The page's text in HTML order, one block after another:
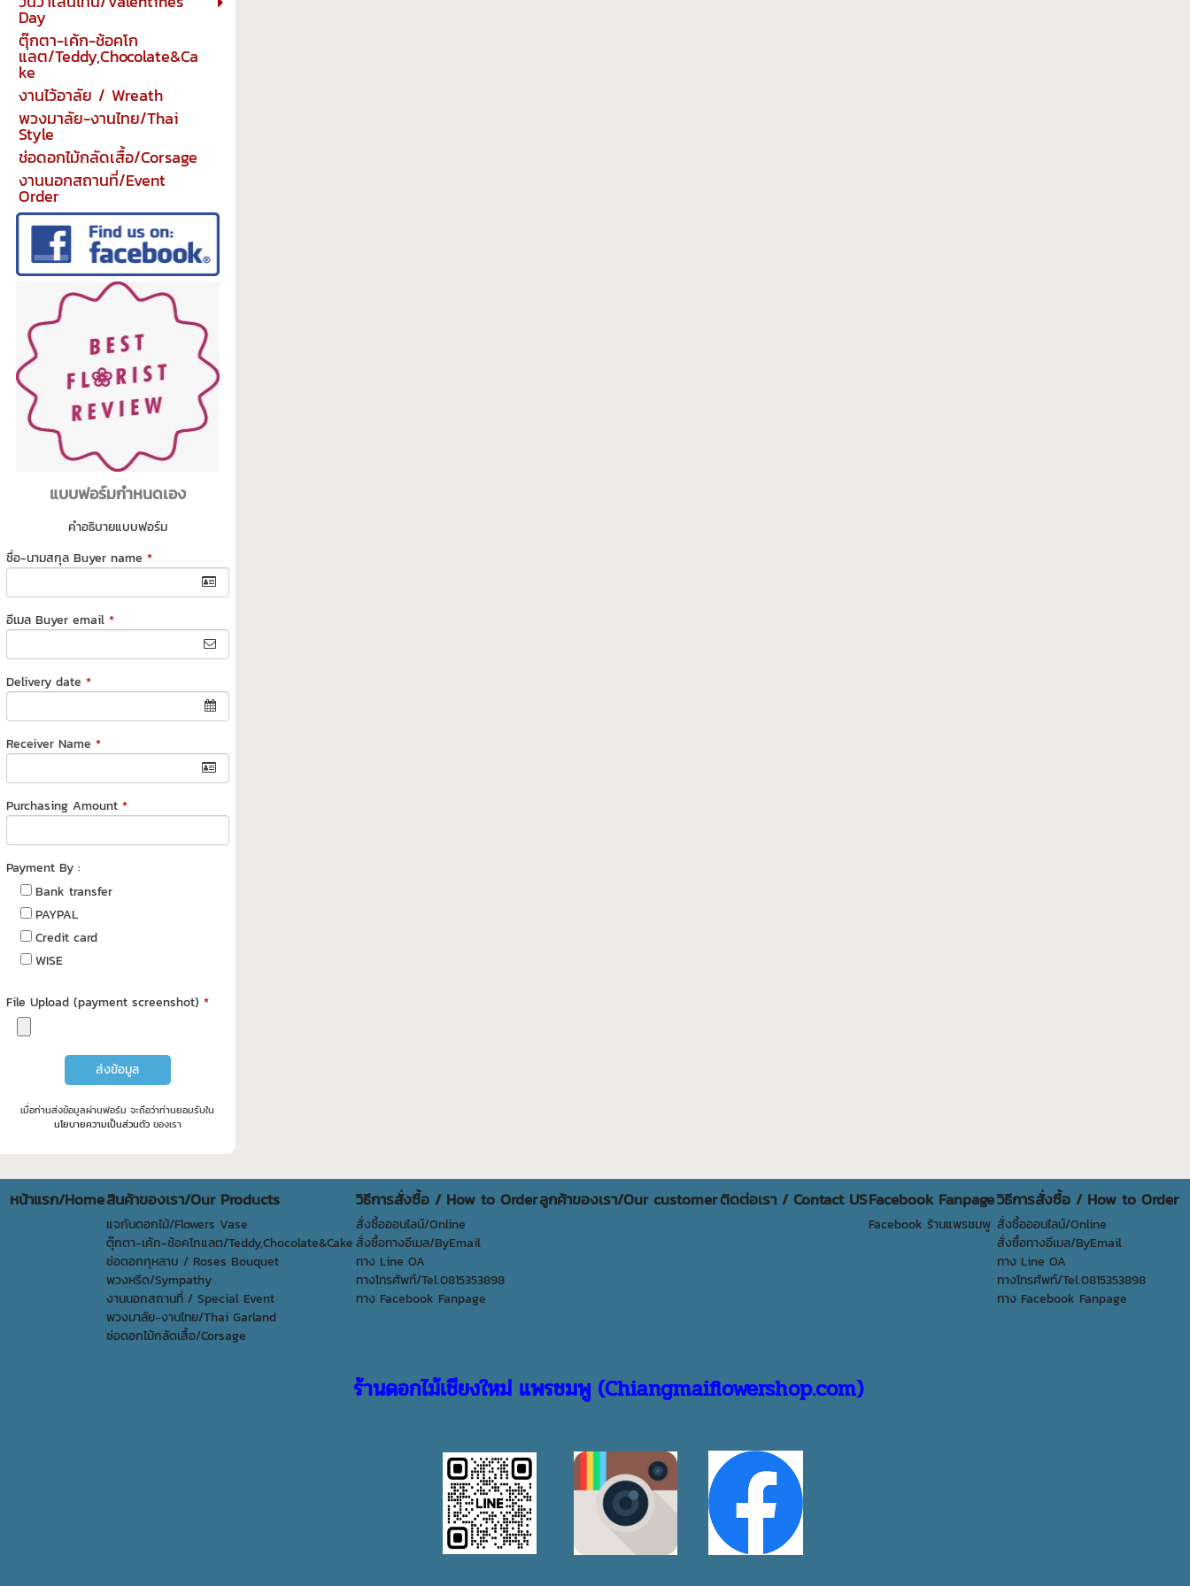
Day
ตุ๊กตา-เค้ก-ช้อคโก
แลต/Teddy,Chocolate&Ca
ke
งานไว้อาลัย / Wreath
พวงมาลัย-งานไทย/Thai
Style
ช่อดอกไม้กลัดเสื้อ/Corsage
งานนอกสถานที่/Event
Order
แบบฟอร์มกำหนดเอง
คำอธิบายแบบฟอร์ม
ชื่อ-นามสกุล Buyer name *
อีเมล Buyer email *
Delivery date *
Receiver Name *
Purchasing Amount *
Payment By :
Bank transfer
PAYPAL
Credit card
WISE
File Upload (payment screenshot) *
ส่งข้อมูล
เมื่อท่านส่งข้อมูลผ่านฟอร์ม จะถือว่าท่านยอมรับใน
นโยบายความเป็นส่วนตัวของเรา
หน้าแรก/Homeสินค้าของเรา/Our Products
แจกันดอกไม้/Flowers Vase
ตุ๊กตา-เค้ก-ช้อคโกแลต/Teddy,Chocolate&Cake
ช่อดอกกุหลาบ / Roses Bouquet
พวงหรีด/Sympathy
งานนอกสถานที่ / Special Event
พวงมาลัย-งานไทย/Thai Garland
ช่อดอกไม้กลัดเสื้อ/Corsage
วิธีการสั่งซื้อ / How to Order
สั่งซื้อออนไลน์/Online
สั่งซื้อทางอีเมล/ByEmail
ทาง Line OA
ทางโทรศัพท์/Tel.0815353898
ทาง Facebook Fanpage
ลูกค้าของเรา/Our customerติดต่อเรา / Contact USFacebook Fanpage
Facebook ร้านแพรชมพู
วิธีการสั่งซื้อ / How to Order
สั่งซื้อออนไลน์/Online
สั่งซื้อทางอีเมล/ByEmail
ทาง Line OA
ทางโทรศัพท์/Tel.0815353898
ทาง Facebook Fanpage
ร้านดอกไม้เชียงใหม่ แพรชมพู (Chiangmaiflowershop.com)